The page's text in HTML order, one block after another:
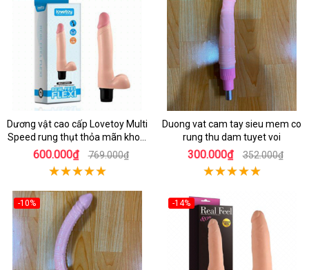
Dương vật cao cấp Lovetoy Multi
Speed rung thụt thỏa mãn khoái
cảm
600.000₫ 769.000₫
Duong vat cam tay sieu mem co
rung thu dam tuyet voi
300.000₫ 352.000₫
-10% -14%